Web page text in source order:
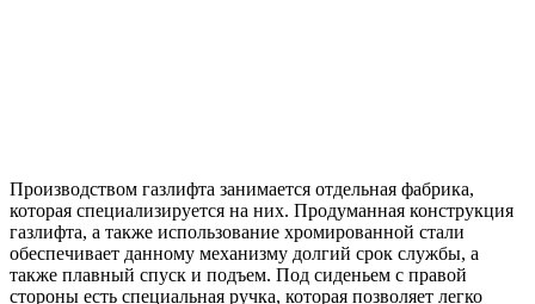
Производством газлифта занимается отдельная фабрика,
которая специализируется на них. Продуманная конструкция
газлифта, а также использование хромированной стали
обеспечивает данному механизму долгий срок службы, а
также плавный спуск и подъем. Под сиденьем с правой
стороны есть специальная ручка, которая позволяет легко